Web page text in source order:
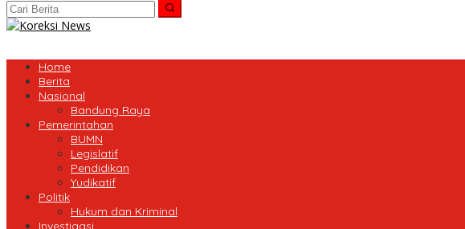
Home
Berita
Nasional
Bandung Raya
Pemerintahan
BUMN
Legislatif
Pendidikan
Yudikatif
Politik
Hukum dan Kriminal
Investigasi